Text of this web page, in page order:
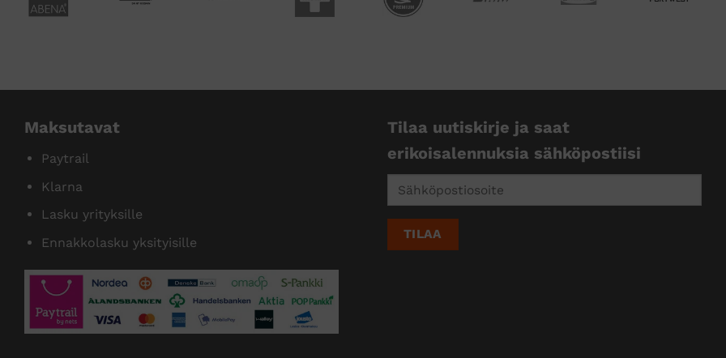
Maksutavat
Paytrail
Klarna
Lasku yrityksille
Ennakkolasku yksityisille
Tilaa uutiskirje ja saat
erikoisalennuksia sähköpostiisi